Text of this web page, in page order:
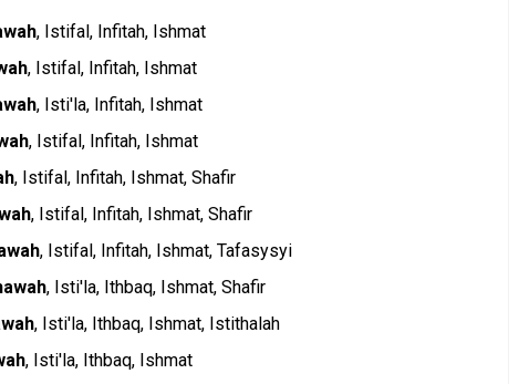
, Istifal, Infitah, Ishmat
, Istifal, Infitah, Ishmat
, Isti'la, Infitah, Ishmat
, Istifal, Infitah, Ishmat
, Istifal, Infitah, Ishmat, Shafir
, Istifal, Infitah, Ishmat, Shafir
, Istifal, Infitah, Ishmat, Tafasysyi
, Isti'la, Ithbaq, Ishmat, Shafir
, Isti'la, Ithbaq, Ishmat, Istithalah
, Isti'la, Ithbaq, Ishmat